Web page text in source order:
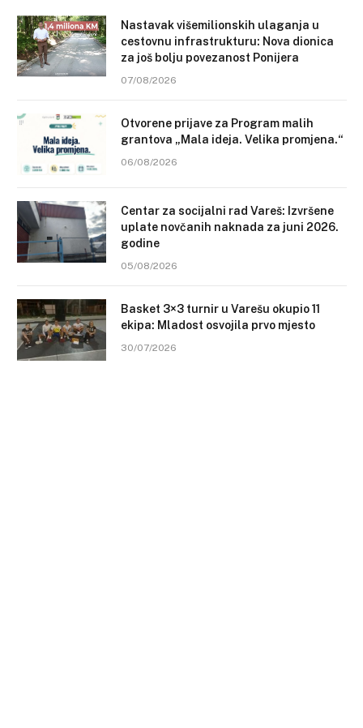
Nastavak višemilionskih ulaganja u
cestovnu infrastrukturu: Nova dionica
za još bolju povezanost Ponijera
07/08/2026
Otvorene prijave za Program malih
grantova „Mala ideja. Velika promjena.“
06/08/2026
Centar za socijalni rad Vareš: Izvršene
uplate novčanih naknada za juni 2026.
godine
05/08/2026
Basket 3×3 turnir u Varešu okupio 11
ekipa: Mladost osvojila prvo mjesto
30/07/2026